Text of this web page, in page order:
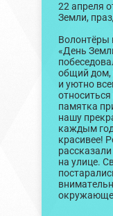
22 апреля
Земли,
Волонтёры
«День
общий дом,
и уютно
памятка
нашу
каждым
красивее!
на улице.